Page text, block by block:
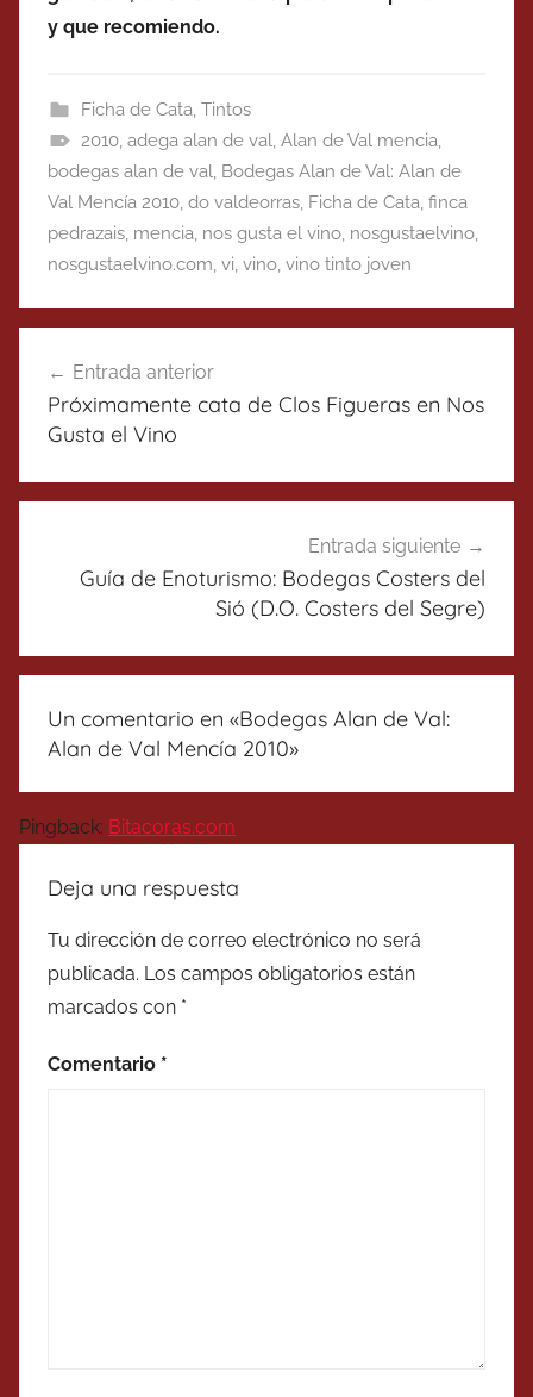
y que recomiendo.
Ficha de Cata, Tintos
2010, adega alan de val, Alan de Val mencia,
bodegas alan de val, Bodegas Alan de Val: Alan de
Val Mencía 2010, do valdeorras, Ficha de Cata, finca
pedrazais, mencia, nos gusta el vino, nosgustaelvino,
nosgustaelvino.com, vi, vino, vino tinto joven
de
entradas
Entrada anterior
Próximamente cata de Clos Figueras en Nos
Gusta el Vino
Entrada siguiente
Guía de Enoturismo: Bodegas Costers del
Sió (D.O. Costers del Segre)
Un comentario en «Bodegas Alan de Val:
Alan de Val Mencía 2010»
Pingback: Bitacoras.com
Deja una respuesta
Tu dirección de correo electrónico no será
publicada. Los campos obligatorios están
marcados con *
Comentario *